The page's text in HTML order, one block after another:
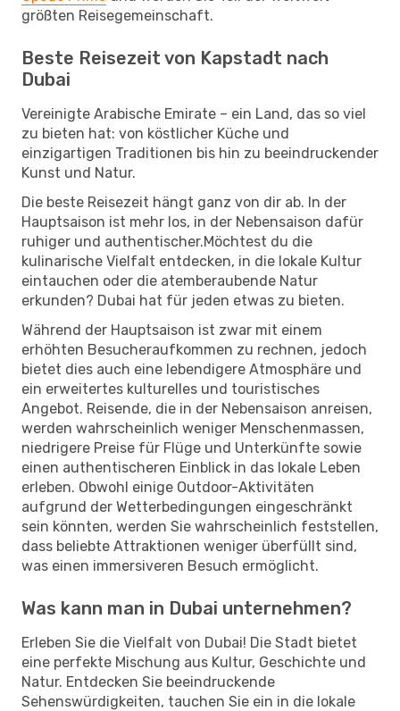
größten Reisegemeinschaft.
Beste Reisezeit von Kapstadt nach
Dubai
Vereinigte Arabische Emirate – ein Land, das so viel
zu bieten hat: von köstlicher Küche und
einzigartigen Traditionen bis hin zu beeindruckender
Kunst und Natur.
Die beste Reisezeit hängt ganz von dir ab. In der
Hauptsaison ist mehr los, in der Nebensaison dafür
ruhiger und authentischer.Möchtest du die
kulinarische Vielfalt entdecken, in die lokale Kultur
eintauchen oder die atemberaubende Natur
erkunden? Dubai hat für jeden etwas zu bieten.
Während der Hauptsaison ist zwar mit einem
erhöhten Besucheraufkommen zu rechnen, jedoch
bietet dies auch eine lebendigere Atmosphäre und
ein erweitertes kulturelles und touristisches
Angebot. Reisende, die in der Nebensaison anreisen,
werden wahrscheinlich weniger Menschenmassen,
niedrigere Preise für Flüge und Unterkünfte sowie
einen authentischeren Einblick in das lokale Leben
erleben. Obwohl einige Outdoor-Aktivitäten
aufgrund der Wetterbedingungen eingeschränkt
sein könnten, werden Sie wahrscheinlich feststellen,
dass beliebte Attraktionen weniger überfüllt sind,
was einen immersiveren Besuch ermöglicht.
Was kann man in Dubai unternehmen?
Erleben Sie die Vielfalt von Dubai! Die Stadt bietet
eine perfekte Mischung aus Kultur, Geschichte und
Natur. Entdecken Sie beeindruckende
Sehenswürdigkeiten, tauchen Sie ein in die lokale